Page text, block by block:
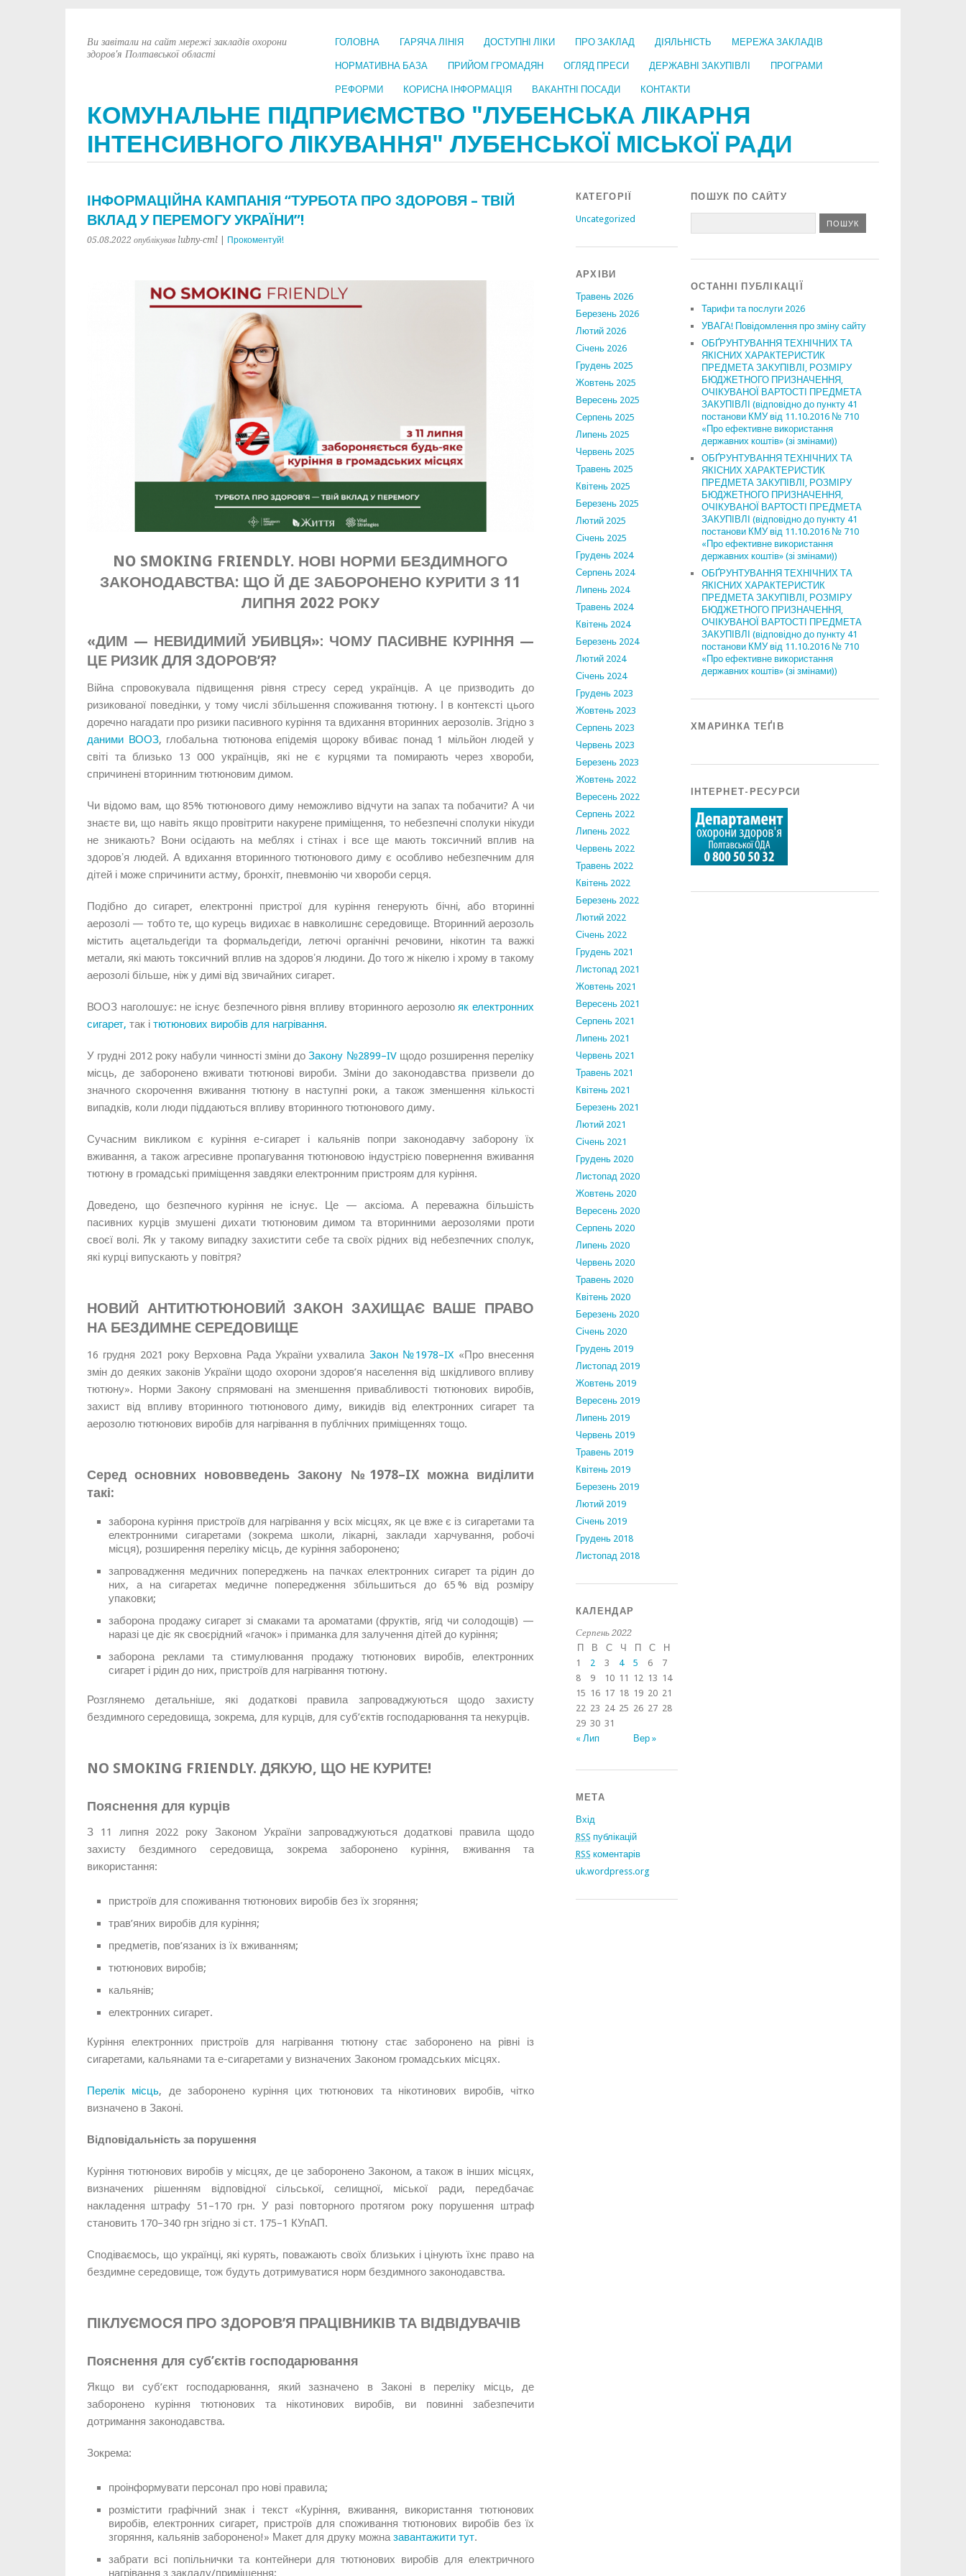
ГОЛОВНА ГАРЯЧА ЛІНІЯ ДОСТУПНІ ЛІКИ ПРО ЗАКЛАД ДІЯЛЬНІСТЬ МЕРЕЖА ЗАКЛАДІВ
НОРМАТИВНА БАЗА ПРИЙОМ ГРОМАДЯН ОГЛЯД ПРЕСИ ДЕРЖАВНІ ЗАКУПІВЛІ ПРОГРАМИ
РЕФОРМИ КОРИСНА ІНФОРМАЦІЯ ВАКАНТНІ ПОСАДИ КОНТАКТИ
КОМУНАЛЬНЕ ПІДПРИЄМСТВО "ЛУБЕНСЬКА ЛІКАРНЯ
ІНТЕНСИВНОГО ЛІКУВАННЯ" ЛУБЕНСЬКОЇ МІСЬКОЇ РАДИ
Ви завітали на сайт мережі закладів охорони
здоров'я Полтавської області
ІНФОРМАЦІЙНА КАМПАНІЯ “ТУРБОТА ПРО ЗДОРОВЯ – ТВІЙ
ВКЛАД У ПЕРЕМОГУ УКРАЇНИ”!
05.08.2022 опублікував lubny-cml Прокоментуй!
NO SMOKING FRIENDLY. НОВІ НОРМИ БЕЗДИМНОГО
ЗАКОНОДАВСТВА: ЩО Й ДЕ ЗАБОРОНЕНО КУРИТИ З 11
ЛИПНЯ 2022 РОКУ
«ДИМ — НЕВИДИМИЙ УБИВЦЯ»: ЧОМУ ПАСИВНЕ КУРІННЯ —
ЦЕ РИЗИК ДЛЯ ЗДОРОВ’Я?
Війна спровокувала підвищення рівня стресу серед українців. А це призводить до
ризикованої поведінки, у тому числі збільшення споживання тютюну. І в контексті цього
доречно нагадати про ризики пасивного куріння та вдихання вторинних аерозолів. Згідно з
даними ВООЗ, глобальна тютюнова епідемія щороку вбиває понад 1 мільйон людей у
світі та близько 13 000 українців, які не є курцями та помирають через хвороби,
спричинені вторинним тютюновим димом.
Чи відомо вам, що 85% тютюнового диму неможливо відчути на запах та побачити? А чи
знаєте ви, що навіть якщо провітрити накурене приміщення, то небезпечні сполуки нікуди
не зникають? Вони осідають на меблях і стінах і все ще мають токсичний вплив на
здоровʼя людей. А вдихання вторинного тютюнового диму є особливо небезпечним для
дітей і може спричинити астму, бронхіт, пневмонію чи хвороби серця.
Подібно до сигарет, електронні пристрої для куріння генерують бічні, або вторинні
аерозолі — тобто те, що курець видихає в навколишнє середовище. Вторинний аерозоль
містить ацетальдегіди та формальдегіди, летючі органічні речовини, нікотин та важкі
метали, які мають токсичний вплив на здоровʼя людини. До того ж нікелю і хрому в такому
аерозолі більше, ніж у димі від звичайних сигарет.
ВООЗ наголошує: не існує безпечного рівня впливу вторинного аерозолюяк електронних
сигарет, так і тютюнових виробів для нагрівання.
У грудні 2012 року набули чинності зміни доЗакону №2899–IV щодо розширення переліку
місць, де заборонено вживати тютюнові вироби. Зміни до законодавства призвели до
значного скорочення вживання тютюну в наступні роки, а також зменшення кількості
випадків, коли люди піддаються впливу вторинного тютюнового диму.
Сучасним викликом є куріння е-сигарет і кальянів попри законодавчу заборону їх
вживання, а також агресивне пропагування тютюновою індустрією повернення вживання
тютюну в громадські приміщення завдяки електронним пристроям для куріння.
Доведено, що безпечного куріння не існує. Це — аксіома. А переважна більшість
пасивних курців змушені дихати тютюновим димом та вторинними аерозолями проти
своєї волі. Як у такому випадку захистити себе та своїх рідних від небезпечних сполук,
які курці випускають у повітря?
НОВИЙ АНТИТЮТЮНОВИЙ ЗАКОН ЗАХИЩАЄ ВАШЕ ПРАВО
НА БЕЗДИМНЕ СЕРЕДОВИЩЕ
16 грудня 2021 року Верховна Рада України ухвалила Закон №1978–IX «Про внесення
змін до деяких законів України щодо охорони здоров’я населення від шкідливого впливу
тютюну». Норми Закону спрямовані на зменшення привабливості тютюнових виробів,
захист від впливу вторинного тютюнового диму, викидів від електронних сигарет та
аерозолю тютюнових виробів для нагрівання в публічних приміщеннях тощо.
Серед основних нововведень Закону №1978–IX можна виділити
такі:
заборона куріння пристроїв для нагрівання у всіх місцях, як це вже є із сигаретами та
електронними сигаретами (зокрема школи, лікарні, заклади харчування, робочі
місця), розширення переліку місць, де куріння заборонено;
запровадження медичних попереджень на пачках електронних сигарет та рідин до
них, а на сигаретах медичне попередження збільшиться до 65 % від розміру
упаковки;
заборона продажу сигарет зі смаками та ароматами (фруктів, ягід чи солодощів) —
наразі це діє як своєрідний «гачок» і приманка для залучення дітей до куріння;
заборона реклами та стимулювання продажу тютюнових виробів, електронних
сигарет і рідин до них, пристроїв для нагрівання тютюну.
Розглянемо детальніше, які додаткові правила запроваджуються щодо захисту
бездимного середовища, зокрема, для курців, для суб’єктів господарювання та некурців.
NO SMOKING FRIENDLY. ДЯКУЮ, ЩО НЕ КУРИТЕ!
Пояснення для курців
З 11 липня 2022 року Законом України запроваджуються додаткові правила щодо
захисту бездимного середовища, зокрема заборонено куріння, вживання та
використання:
пристроїв для споживання тютюнових виробів без їх згоряння;
трав’яних виробів для куріння;
предметів, пов’язаних із їх вживанням;
тютюнових виробів;
кальянів;
електронних сигарет.
Куріння електронних пристроїв для нагрівання тютюну стає заборонено на рівні із
сигаретами, кальянами та е-сигаретами у визначених Законом громадських місцях.
Перелік місць, де заборонено куріння цих тютюнових та нікотинових виробів, чітко
визначено в Законі.
Відповідальність за порушення
Куріння тютюнових виробів у місцях, де це заборонено Законом, а також в інших місцях,
визначених рішенням відповідної сільської, селищної, міської ради, передбачає
накладення штрафу 51–170 грн. У разі повторного протягом року порушення штраф
становить 170–340 грн згідно зі ст. 175–1 КУпАП.
Сподіваємось, що українці, які курять, поважають своїх близьких і цінують їхнє право на
бездимне середовище, тож будуть дотримуватися норм бездимного законодавства.
ПІКЛУЄМОСЯ ПРО ЗДОРОВ’Я ПРАЦІВНИКІВ ТА ВІДВІДУВАЧІВ
Пояснення для суб’єктів господарювання
Якщо ви суб’єкт господарювання, який зазначено в Законі в переліку місць, де
заборонено куріння тютюнових та нікотинових виробів, ви повинні забезпечити
дотримання законодавства.
Зокрема:
проінформувати персонал про нові правила;
розмістити графічний знак і текст «Куріння, вживання, використання тютюнових
виробів, електронних сигарет, пристроїв для споживання тютюнових виробів без їх
згоряння, кальянів заборонено!» Макет для друку можназавантажити тут.
забрати всі попільнички та контейнери для тютюнових виробів для електричного
нагрівання з закладу/приміщення;
КАТЕГОРІЇ
Uncategorized
АРХІВИ
Травень 2026
Березень 2026
Лютий 2026
Січень 2026
Грудень 2025
Жовтень 2025
Вересень 2025
Серпень 2025
Липень 2025
Червень 2025
Травень 2025
Квітень 2025
Березень 2025
Лютий 2025
Січень 2025
Грудень 2024
Серпень 2024
Липень 2024
Травень 2024
Квітень 2024
Березень 2024
Лютий 2024
Січень 2024
Грудень 2023
Жовтень 2023
Серпень 2023
Червень 2023
Березень 2023
Жовтень 2022
Вересень 2022
Серпень 2022
Липень 2022
Червень 2022
Травень 2022
Квітень 2022
Березень 2022
Лютий 2022
Січень 2022
Грудень 2021
Листопад 2021
Жовтень 2021
Вересень 2021
Серпень 2021
Липень 2021
Червень 2021
Травень 2021
Квітень 2021
Березень 2021
Лютий 2021
Січень 2021
Грудень 2020
Листопад 2020
Жовтень 2020
Вересень 2020
Серпень 2020
Липень 2020
Червень 2020
Травень 2020
Квітень 2020
Березень 2020
Січень 2020
Грудень 2019
Листопад 2019
Жовтень 2019
Вересень 2019
Липень 2019
Червень 2019
Травень 2019
Квітень 2019
Березень 2019
Лютий 2019
Січень 2019
Грудень 2018
Листопад 2018
КАЛЕНДАР
Серпень 2022
П
В С Ч П С Н
« Лип Вер »
1 2 3 4 5 6
7
8
9 10 11 12 13 14
15 16 17 18 19 20 21
22 23 24 25 26 27 28
29 30 31
МЕТА
Вхід
RSS публікацій
RSS коментарів
uk.wordpress.org
ПОШУК ПО САЙТУ
ОСТАННІ ПУБЛІКАЦІЇ
Тарифи та послуги 2026
УВАГА! Повідомлення про зміну сайту
ОБҐРУНТУВАННЯ ТЕХНІЧНИХ ТА
ЯКІСНИХ ХАРАКТЕРИСТИК
ПРЕДМЕТА ЗАКУПІВЛІ, РОЗМІРУ
БЮДЖЕТНОГО ПРИЗНАЧЕННЯ,
ОЧІКУВАНОЇ ВАРТОСТІ ПРЕДМЕТА
ЗАКУПІВЛІ (відповідно до пункту 41
постанови КМУ від 11.10.2016 № 710
«Про ефективне використання
державних коштів» (зі змінами))
ОБҐРУНТУВАННЯ ТЕХНІЧНИХ ТА
ЯКІСНИХ ХАРАКТЕРИСТИК
ПРЕДМЕТА ЗАКУПІВЛІ, РОЗМІРУ
БЮДЖЕТНОГО ПРИЗНАЧЕННЯ,
ОЧІКУВАНОЇ ВАРТОСТІ ПРЕДМЕТА
ЗАКУПІВЛІ (відповідно до пункту 41
постанови КМУ від 11.10.2016 № 710
«Про ефективне використання
державних коштів» (зі змінами))
ОБҐРУНТУВАННЯ ТЕХНІЧНИХ ТА
ЯКІСНИХ ХАРАКТЕРИСТИК
ПРЕДМЕТА ЗАКУПІВЛІ, РОЗМІРУ
БЮДЖЕТНОГО ПРИЗНАЧЕННЯ,
ОЧІКУВАНОЇ ВАРТОСТІ ПРЕДМЕТА
ЗАКУПІВЛІ (відповідно до пункту 41
постанови КМУ від 11.10.2016 № 710
«Про ефективне використання
державних коштів» (зі змінами))
ХМАРИНКА ТЕҐІВ
ІНТЕРНЕТ-РЕСУРСИ